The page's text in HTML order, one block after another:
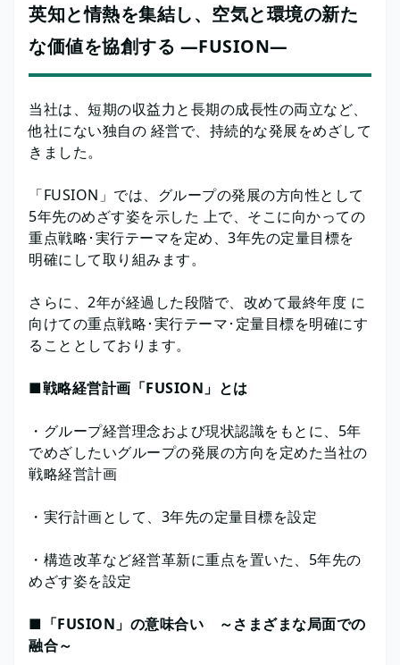
英知と情熱を集結し、空気と環境の新た
な価値を協創する ―FUSION―
当社は、短期の収益力と長期の成長性の両立など、
他社にない独自の 経営で、持続的な発展をめざして
きました。
「FUSION」では、グループの発展の方向性として
5年先のめざす姿を示した 上で、そこに向かっての
重点戦略･実行テーマを定め、3年先の定量目標を
明確にして取り組みます。
さらに、2年が経過した段階で、改めて最終年度 に
向けての重点戦略･実行テーマ･定量目標を明確にす
ることとしております。
■戦略経営計画「FUSION」とは
・グループ経営理念および現状認識をもとに、5年
でめざしたいグループの発展の方向を定めた当社の
戦略経営計画
・実行計画として、3年先の定量目標を設定
・構造改革など経営革新に重点を置いた、5年先の
めざす姿を設定
■「FUSION」の意味合い ～さまざまな局面での
融合～